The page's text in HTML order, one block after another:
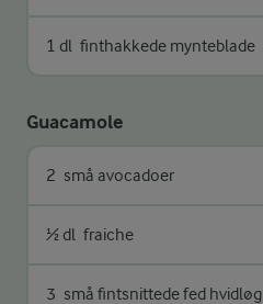
1 dl finthakkede mynteblade
Guacamole
2 små avocadoer
½ dl fraiche
3 små fintsnittede fed hvidløg